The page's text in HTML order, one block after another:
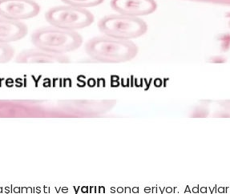
ve yarın sona eriyor. Adaylar